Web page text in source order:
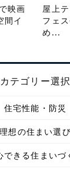
映画
間イ
屋上
フェ
め...
カテゴリー選択
住宅性能・防災
理想の住まい選び
できる住まいづ